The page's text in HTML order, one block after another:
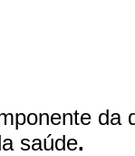
da
saúde.